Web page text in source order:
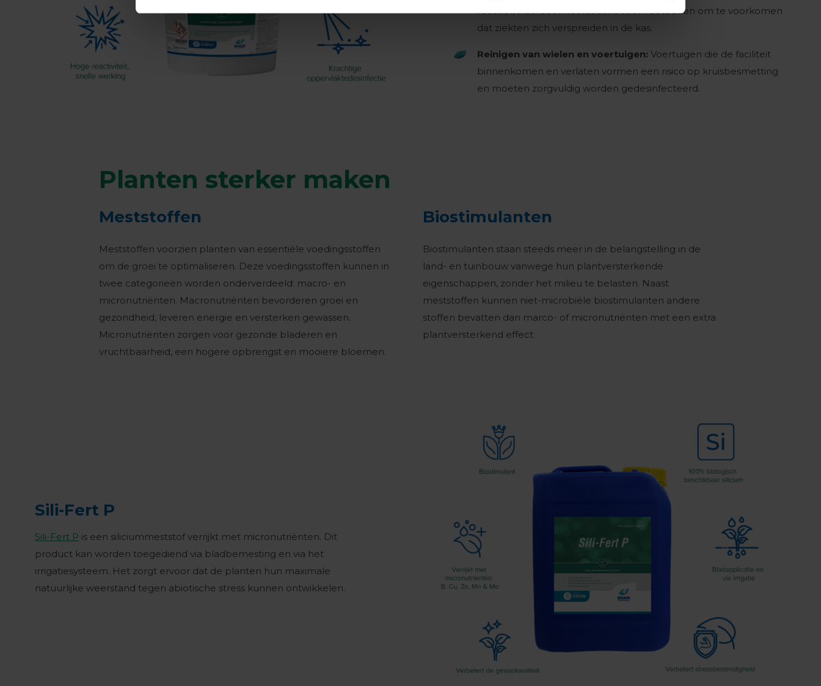
reactief, waardoor het ideaal is voor voetbaden om te voorkomen
dat ziekten zich verspreiden in de kas.
Reinigen van wielen en voertuigen: Voertuigen die de faciliteit
binnenkomen en verlaten vormen een risico op kruisbesmetting
en moeten zorgvuldig worden gedesinfecteerd.
Planten sterker maken
Meststoffen
Meststoffen voorzien planten van essentiële voedingsstoffen
om de groei te optimaliseren. Deze voedingsstoffen kunnen in
twee categorieën worden onderverdeeld: macro- en
micronutriënten. Macronutriënten bevorderen groei en
gezondheid, leveren energie en versterken gewassen.
Micronutriënten zorgen voor gezonde bladeren en
vruchtbaarheid, een hogere opbrengst en mooiere bloemen.
Biostimulanten
Biostimulanten staan steeds meer in de belangstelling in de
land- en tuinbouw vanwege hun plantversterkende
eigenschappen, zonder het milieu te belasten. Naast
meststoffen kunnen niet-microbiële biostimulanten andere
stoffen bevatten dan marco- of micronutriënten met een extra
plantversterkend effect.
Sili-Fert P
Sili-Fert P is een siliciummeststof verrijkt met micronutriënten. Dit
product kan worden toegediend via bladbemesting en via het
irrigatiesysteem. Het zorgt ervoor dat de planten hun maximale
natuurlijke weerstand tegen abiotische stress kunnen ontwikkelen.